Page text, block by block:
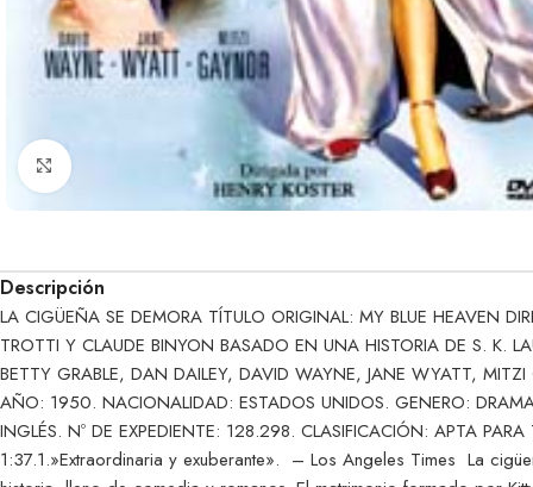
Clic para ampliar
Descripción
LA CIGÜEÑA SE DEMORA TÍTULO ORIGINAL: MY BLUE HEAVEN
TROTTI Y CLAUDE BINYON BASADO EN UNA HISTORIA DE S. K.
BETTY GRABLE, DAN DAILEY, DAVID WAYNE, JANE WYATT,
AÑO: 1950. NACIONALIDAD: ESTADOS UNIDOS. GENERO:
INGLÉS. Nº DE EXPEDIENTE: 128.298. CLASIFICACIÓN: APTA
1:37.1.»Extraordinaria y exuberante». – Los Angeles Times La